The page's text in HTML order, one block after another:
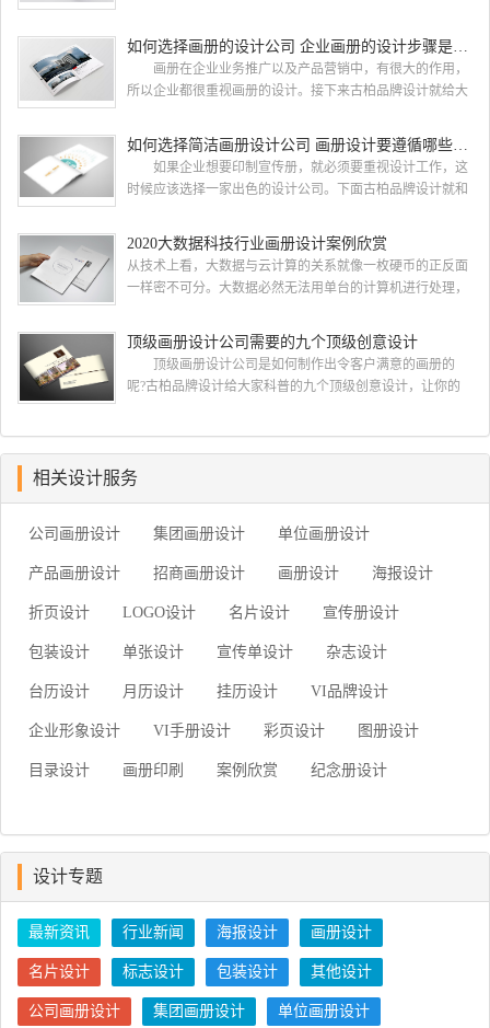
册设计找哪家公司。 广州画册设计哪家公司好？本地人
都会选择古柏品牌设计 广州古柏品牌设计有限公司成立
于2004年，是由一群专业、独特的IT精英组成的团队。一直
如何选择画册的设计公司 企业画册的设计步骤是怎样的
画册在企业业务推广以及产品营销中，有很大的作用，
所以企业都很重视画册的设计。接下来古柏品牌设计就给大
样的? 画册的设计公司 如何选择画册的设计公
司 一，设计水准，这个可以通过设计公司之前的案例来
大概判断一下，比如之前是否做过类似的行业等等 二，
如何选择简洁画册设计公司 画册设计要遵循哪些原则
如果企业想要印制宣传册，就必须要重视设计工作，这
时候应该选择一家出色的设计公司。下面古柏品牌设计就和
循哪些原则? 简洁画册设计公司 如何选择简洁画册
设计公司 一、看公司背景 互联网上存在许多可以查
询企业注册资本与经营状况的企业安全软件，客户们在招标
2020大数据科技行业画册设计案例欣赏
从技术上看，大数据与云计算的关系就像一枚硬币的正反面
一样密不可分。大数据必然无法用单台的计算机进行处理，
数据挖掘。但它必须依托云计算的分布式处理、分布式数据
库和云存储、虚拟化技术。最近古柏就接到一项关于大数据
科技行业画册设计项目，下面我们一起开分析下由古柏小编
顶级画册设计公司需要的九个顶级创意设计
顶级画册设计公司是如何制作出令客户满意的画册的
呢?古柏品牌设计给大家科普的九个顶级创意设计，让你的
开始之前了解你的目的 当您在考虑如何设计宣传册时，
首先要问客户为什么认为他们需要一本宣传册。然后让他们
相关设计服务
公司画册设计 集团画册设计 单位画册设计
产品画册设计 招商画册设计 画册设计 海报设计
折页设计 LOGO设计 名片设计 宣传册设计
包装设计 单张设计 宣传单设计 杂志设计
台历设计 月历设计 挂历设计 VI品牌设计
企业形象设计 VI手册设计 彩页设计 图册设计
目录设计 画册印刷 案例欣赏 纪念册设计
设计专题
最新资讯 行业新闻 海报设计 画册设计
名片设计 标志设计 包装设计 其他设计
公司画册设计 集团画册设计 单位画册设计